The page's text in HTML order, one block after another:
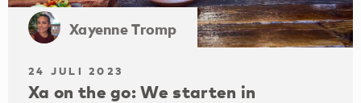
Xayenne Tromp
24 JULI 2023
Xa on the go: We starten in